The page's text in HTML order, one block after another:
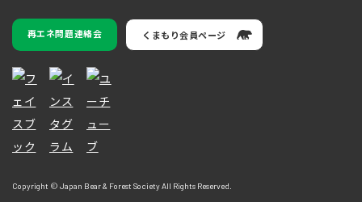
再エネ問題連絡会 くまもり会員ページ
Copyright © Japan Bear & Forest Society All Rights Reserved.